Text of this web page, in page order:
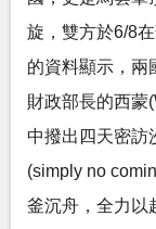
旋，雙方於6/8
的資料顯示，兩
財政部長的西蒙
中撥出四天密訪
(simply no
釜沉舟，全力以